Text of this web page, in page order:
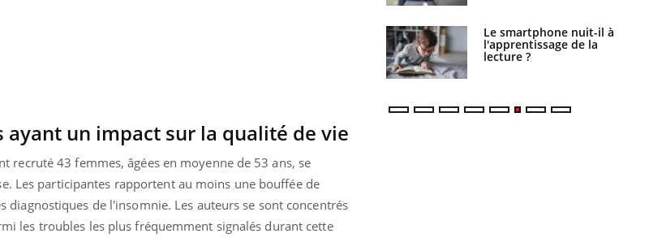
un impact sur la qualité de vie
recruté 43 femmes, âgées en moyenne de 53 ans, se
Les participantes rapportent au moins une bouffée de
de l'insomnie. Les auteurs se sont concentrés
les troubles les plus fréquemment signalés durant cette
Le smartphone nuit-il à
l'apprentissage de la
lecture ?
Légionellose en Suisse :
quelle est l’origine de la
contamination ?